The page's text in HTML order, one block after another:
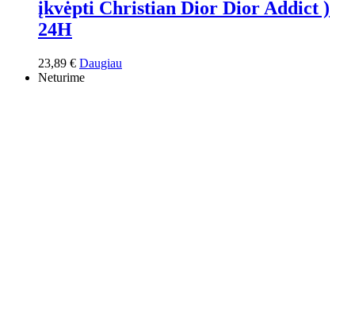
įkvėpti Christian Dior Dior Addict )
24H
23,89 € Daugiau
Neturime